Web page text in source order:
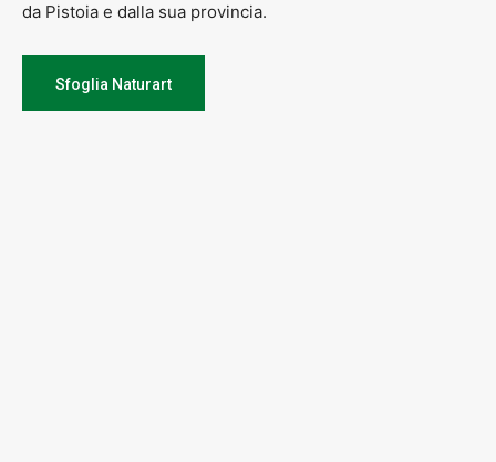
da Pistoia e dalla sua provincia.
Sfoglia Naturart